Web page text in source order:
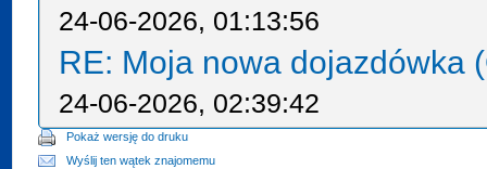
24-06-2026, 01:13:56
RE: Moja nowa dojazdówka
24-06-2026, 02:39:42
Pokaż wersję do druku
Wyślij ten wątek znajomemu